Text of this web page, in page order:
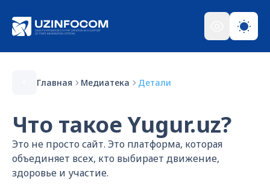
Главная Медиатека Детали
Что такое Yugur.uz?
Это не просто сайт. Это платформа, которая
объединяет всех, кто выбирает движение,
здоровье и участие.